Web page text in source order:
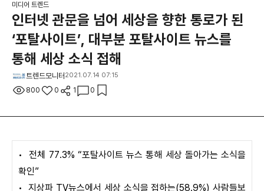
미디어 트렌드
인터넷 관문을 넘어 세상을 향한 통로가 된
‘포탈사이트’, 대부분 포탈사이트 뉴스를
통해 세상 소식 접해
트렌드모니터 2021.07.14 07:15
800 0 1 0
•전체 77.3% “포탈사이트 뉴스 통해 세상 돌아가는 소식을
확인”
•지상파 TV뉴스에서 세상 소식을 접하는(58.9%) 사람들보